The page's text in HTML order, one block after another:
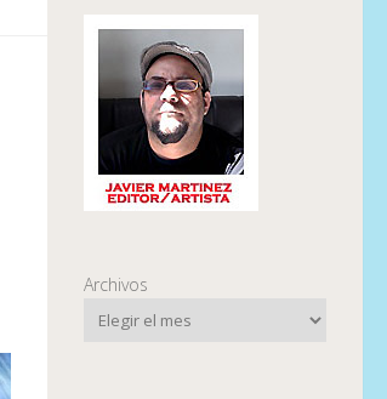
Archivos